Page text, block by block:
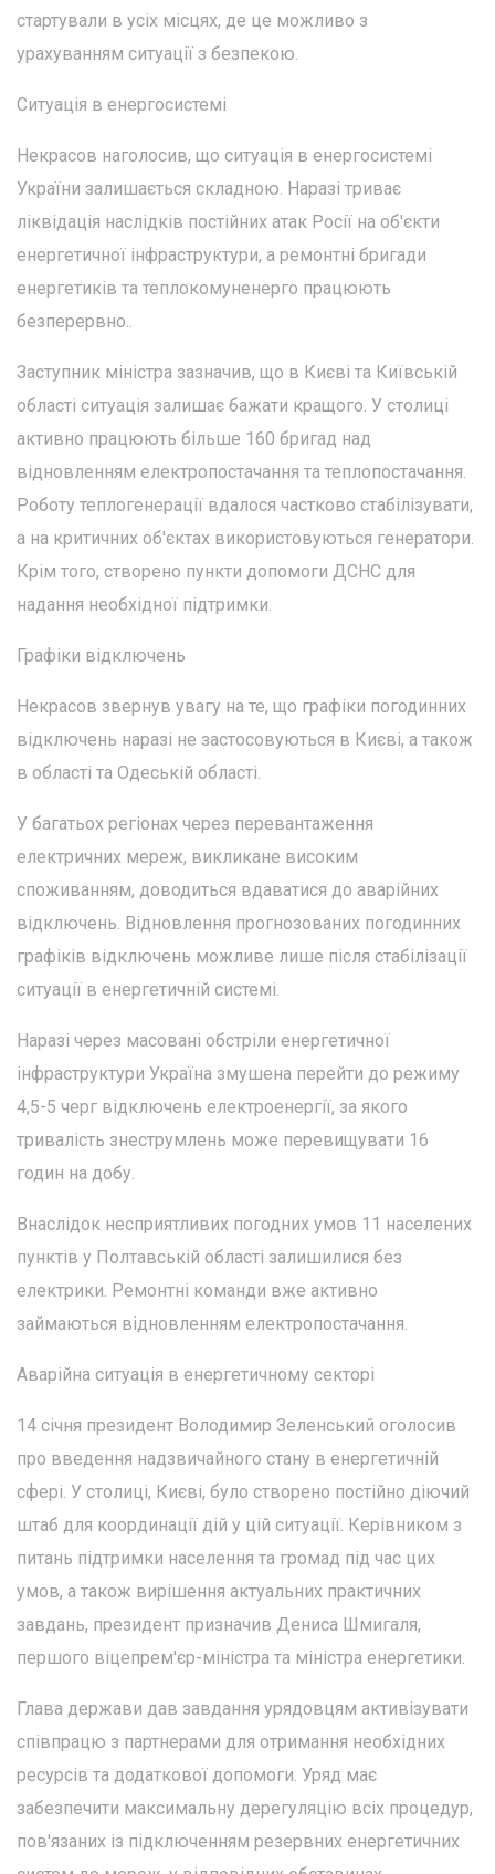
стартували в усіх місцях, де це можливо з
урахуванням ситуації з безпекою.
Ситуація в енергосистемі
Некрасов наголосив, що ситуація в енергосистемі
України залишається складною. Наразі триває
ліквідація наслідків постійних атак Росії на об'єкти
енергетичної інфраструктури, а ремонтні бригади
енергетиків та теплокомуненерго працюють
безперервно..
Заступник міністра зазначив, що в Києві та Київській
області ситуація залишає бажати кращого. У столиці
активно працюють більше 160 бригад над
відновленням електропостачання та теплопостачання.
Роботу теплогенерації вдалося частково стабілізувати,
а на критичних об'єктах використовуються генератори.
Крім того, створено пункти допомоги ДСНС для
надання необхідної підтримки.
Графіки відключень
Некрасов звернув увагу на те, що графіки погодинних
відключень наразі не застосовуються в Києві, а також
в області та Одеській області.
У багатьох регіонах через перевантаження
електричних мереж, викликане високим
споживанням, доводиться вдаватися до аварійних
відключень. Відновлення прогнозованих погодинних
графіків відключень можливе лише після стабілізації
ситуації в енергетичній системі.
Наразі через масовані обстріли енергетичної
інфраструктури Україна змушена перейти до режиму
4,5-5 черг відключень електроенергії, за якого
тривалість знеструмлень може перевищувати 16
годин на добу.
Внаслідок несприятливих погодних умов 11 населених
пунктів у Полтавській області залишилися без
електрики. Ремонтні команди вже активно
займаються відновленням електропостачання.
Аварійна ситуація в енергетичному секторі
14 січня президент Володимир Зеленський оголосив
про введення надзвичайного стану в енергетичній
сфері. У столиці, Києві, було створено постійно діючий
штаб для координації дій у цій ситуації. Керівником з
питань підтримки населення та громад під час цих
умов, а також вирішення актуальних практичних
завдань, президент призначив Дениса Шмигаля,
першого віцепрем'єр-міністра та міністра енергетики.
Глава держави дав завдання урядовцям активізувати
співпрацю з партнерами для отримання необхідних
ресурсів та додаткової допомоги. Уряд має
забезпечити максимальну дерегуляцію всіх процедур,
пов'язаних із підключенням резервних енергетичних